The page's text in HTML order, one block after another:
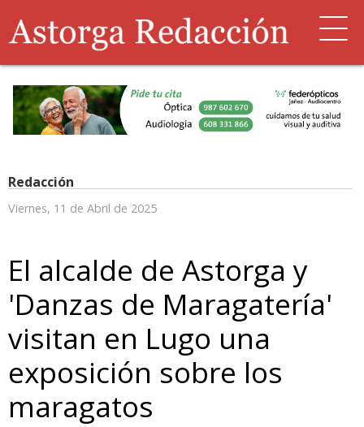
Redacción
Viernes, 11 de Abril de 2025
El alcalde de Astorga y
'Danzas de Maragatería'
visitan en Lugo una
exposición sobre los
maragatos